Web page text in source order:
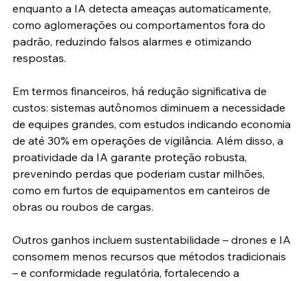
enquanto a IA detecta ameaças automaticamente,
como aglomerações ou comportamentos fora do
padrão, reduzindo falsos alarmes e otimizando
respostas.
Em termos financeiros, há redução significativa de
custos: sistemas autônomos diminuem a necessidade
de equipes grandes, com estudos indicando economia
de até 30% em operações de vigilância. Além disso, a
proatividade da IA garante proteção robusta,
prevenindo perdas que poderiam custar milhões,
como em furtos de equipamentos em canteiros de
obras ou roubos de cargas.
Outros ganhos incluem sustentabilidade – drones e IA
consomem menos recursos que métodos tradicionais
– e conformidade regulatória, fortalecendo a